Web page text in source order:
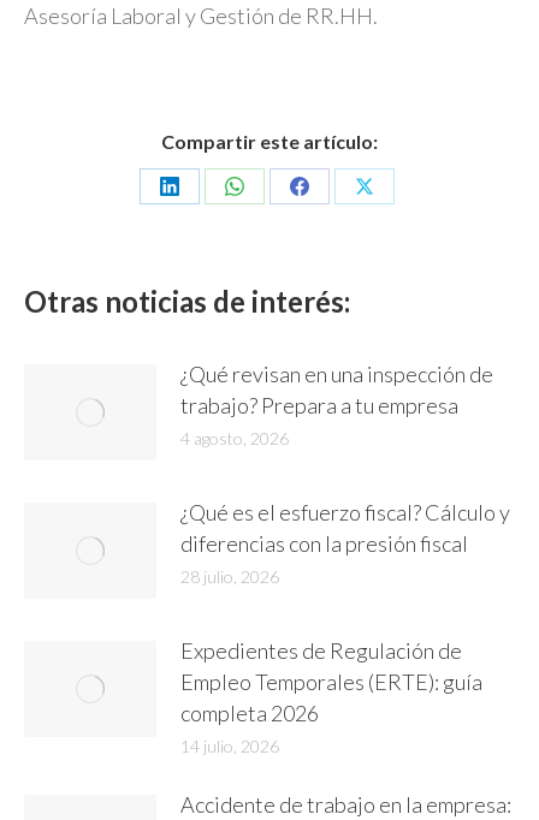
Asesoría Laboral y Gestión de RR.HH.
Compartir este artículo:
Share
Share
Share
Share
Otras noticias de interés:
¿Qué revisan en una inspección de
trabajo? Prepara a tu empresa
4 agosto, 2026
¿Qué es el esfuerzo fiscal? Cálculo y
diferencias con la presión fiscal
28 julio, 2026
Expedientes de Regulación de
Empleo Temporales (ERTE): guía
completa 2026
14 julio, 2026
Accidente de trabajo en la empresa: